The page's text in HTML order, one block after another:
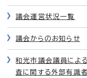
議会運営状況一覧
議会からのお知らせ
和光市議会議員によ
査に関する外部有識